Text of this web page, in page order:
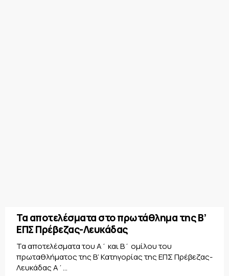
Τα αποτελέσματα στο πρωτάθλημα της Β’
ΕΠΣ Πρέβεζας-Λευκάδας
Τα αποτελέσματα του Α΄ και Β΄ ομίλου του
πρωταθλήματος της Β’ Κατηγορίας της ΕΠΣ Πρέβεζας-
Λευκάδας Α΄...